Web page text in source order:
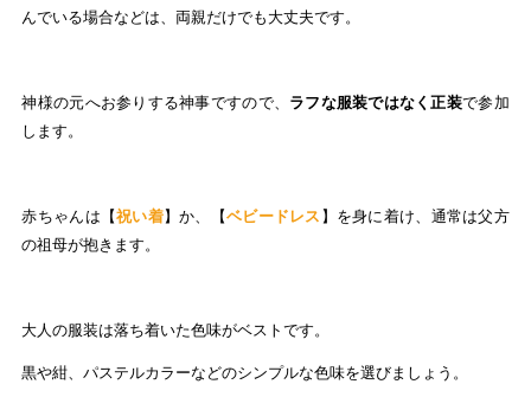
んでいる場合などは、両親だけでも大丈夫です。
神様の元へお参りする神事ですので、 ラフな服装ではなく正装で参加
します。
赤ちゃんは【祝い着】か、【ベビードレス】を身に着け、通常は父方
の祖母が抱きます。
大人の服装は落ち着いた色味がベストです。
黒や紺、パステルカラーなどのシンプルな色味を選びましょう。